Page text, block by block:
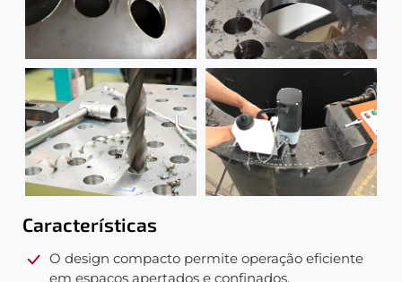
Características
O design compacto permite operação eficiente
em espaços apertados e confinados.